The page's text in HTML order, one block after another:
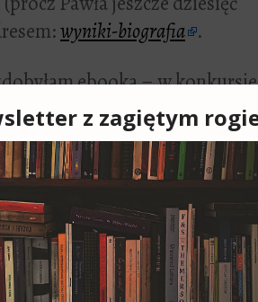
wyniki-biografia .
ebooka – w konkursie
trafił w moje ręce, a
się ucieszy –
w wersji elektronicznej! :) Za
sięgnie 100%. Ja posiadam
dostanie Kindle Classic
głowy. Nic, tylko czytać! :)